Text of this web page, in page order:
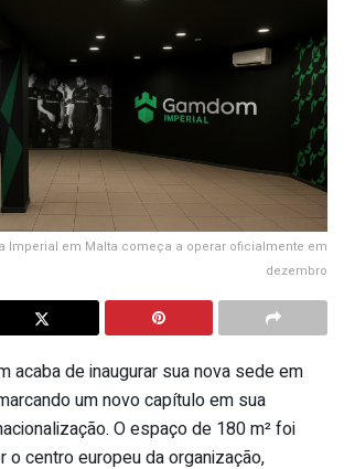
Imperial em Malta começa a operar oficialmente em
dezembro
acaba de inaugurar sua nova sede em
um novo capítulo em sua
O espaço de 180 m² foi
o centro europeu da organização,